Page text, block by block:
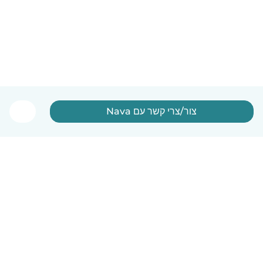
צור/צרי קשר עם Nava